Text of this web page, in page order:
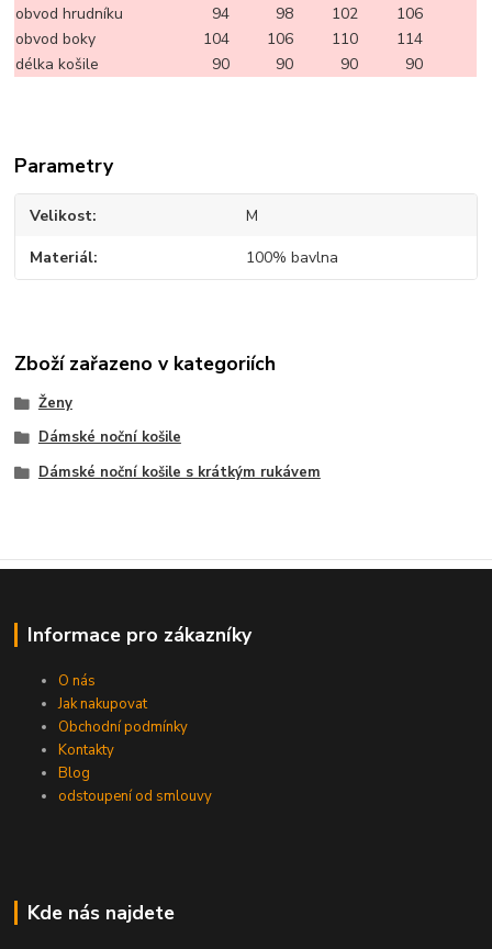
obvod hrudníku
94 98 102
106
obvod boky
104 106 110
114
délka košile
90 90 90 90
Parametry
Velikost M
Materiál 100% bavlna
Zboží zařazeno v kategoriích
Ženy
Dámské noční košile
Dámské noční košile s krátkým rukávem
Informace pro zákazníky
O nás
Jak nakupovat
Obchodní podmínky
Kontakty
Blog
odstoupení od smlouvy
Kde nás najdete